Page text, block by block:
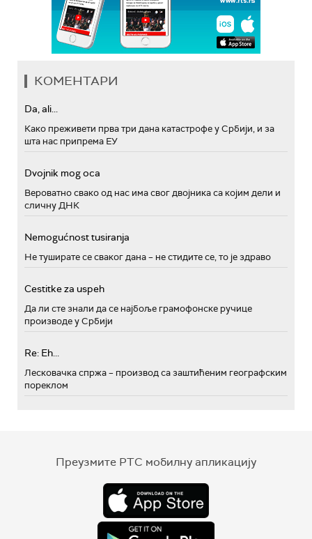
КОМЕНТАРИ
Da, ali...
Како преживети прва три дана катастрофе у Србији, и за
шта нас припрема ЕУ
Dvojnik mog oca
Вероватно свако од нас има свог двојника са којим дели и
сличну ДНК
Nemogućnost tusiranja
Не туширате се сваког дана – не стидите се, то је здраво
Cestitke za uspeh
Да ли сте знали да се најбоље грамофонске ручице
производе у Србији
Re: Eh...
Лесковачка спржа – производ са заштићеним географским
пореклом
Преузмите РТС мобилну апликацију